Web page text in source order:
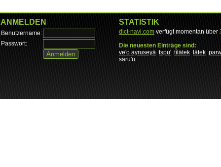
ANMELDEN
Benutzername:
Passwort:
STATISTIK
dict-navi.com verfügt momentan über
Die neuesten Einträge sind:
ve'o ayruseyä tspu' tìlätek lätek
säru'u